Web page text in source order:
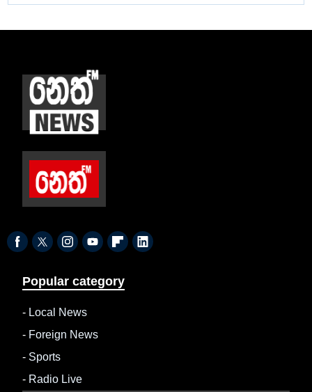
Popular category
- Local News
- Foreign News
- Sports
- Radio Live